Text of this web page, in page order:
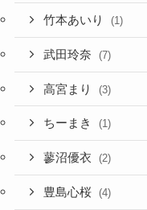
竹本あいり (1)
武田玲奈 (7)
高宮まり (3)
ちーまき (1)
蓼沼優衣 (2)
豊島心桜 (4)